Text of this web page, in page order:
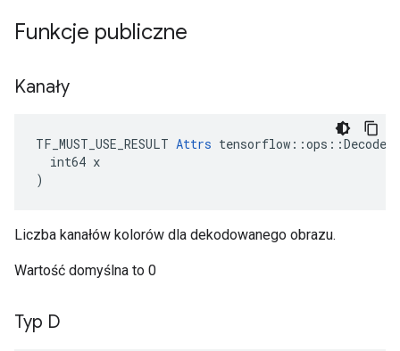
Funkcje publiczne
Kanały
TF_MUST_USE_RESULT Attrs
  int64 x
)
Liczba kanałów kolorów dla dekodowanego obrazu.
Wartość domyślna to 0
Typ D